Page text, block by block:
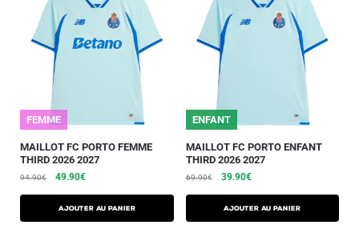
FEMME
MAILLOT FC PORTO FEMME
THIRD 2026 2027
94.90€ 49.90€
AJOUTER AU PANIER
ENFANT
MAILLOT FC PORTO ENFANT
THIRD 2026 2027
69.90€ 39.90€
AJOUTER AU PANIER